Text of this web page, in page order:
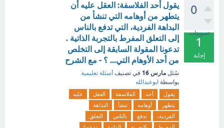
0
تصويتات
1
إجابة
يقول أحد الفلاسفة: العقل عليه أن
يتطهر من أوهامه التي تنشأ من
البداهة الفردية، التي تدفع بالناس
إلى التعلق المفرط بالتجربة الذاتية .
تدعونا المقولة السابقة إلى التخلص
من أحد الأوهام التي... ؟ - مع الشرح
سُئل مارس 16 في تصنيف أسئلة تعليمية
بواسطة ابوعبدالله
يقول أحد الفلاسفة العقل
عليه
يتطهر
أوهامه تنشأ
البداهة
الفردية،
تدفع بالناس
التعلق